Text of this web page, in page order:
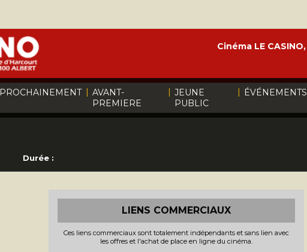
PROCHAINEMENT | AVANT-
PREMIERE
| JEUNE
PUBLIC
| ÉVÉNEMENTS
Cinéma LE CASINO,
Durée :
LIENS COMMERCIAUX
Ces liens commerciaux sont totalement indépendants et sans lien avec
les offres et l'achat de place en ligne du cinéma.